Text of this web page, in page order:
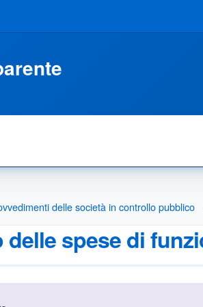
delle società in controllo pubblico
spese di